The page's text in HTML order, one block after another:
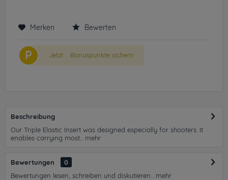
Merken Bewerten
P Jetzt Bonuspunkte sichern
Beschreibung
Our Triple Elastic Insert was designed especially for shooters. It
enables carrying most...
mehr
Bewertungen
0
Bewertungen lesen, schreiben und diskutieren...
mehr